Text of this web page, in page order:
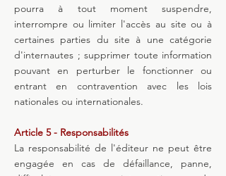
pourra à tout moment suspendre,
interrompre ou limiter l'accès au site ou à
certaines parties du site à une catégorie
d'internautes ; supprimer toute information
pouvant en perturber le fonctionner ou
entrant en contravention avec les lois
nationales ou internationales.
Article 5 - Responsabilités
La responsabilité de l'éditeur ne peut être
engagée en cas de défaillance, panne,